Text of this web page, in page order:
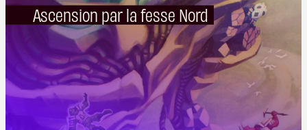
Ascension par la fesse Nord